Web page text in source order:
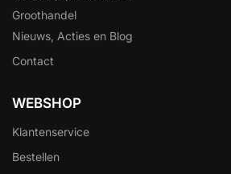
Groothandel
Nieuws, Acties en Blog
Contact
WEBSHOP
Klantenservice
Bestellen